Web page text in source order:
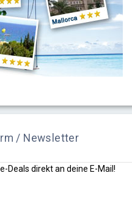
/ Newsletter
Deals direkt an deine E-Mail!